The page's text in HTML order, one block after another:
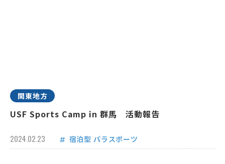
関東地方
USF Sports Camp in 群馬 活動報告
2024.02.23 宿泊型 パラスポーツ